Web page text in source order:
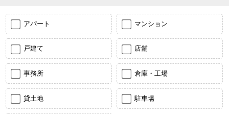
アパート マンション
戸建て 店舗
事務所 倉庫・工場
貸土地 駐車場